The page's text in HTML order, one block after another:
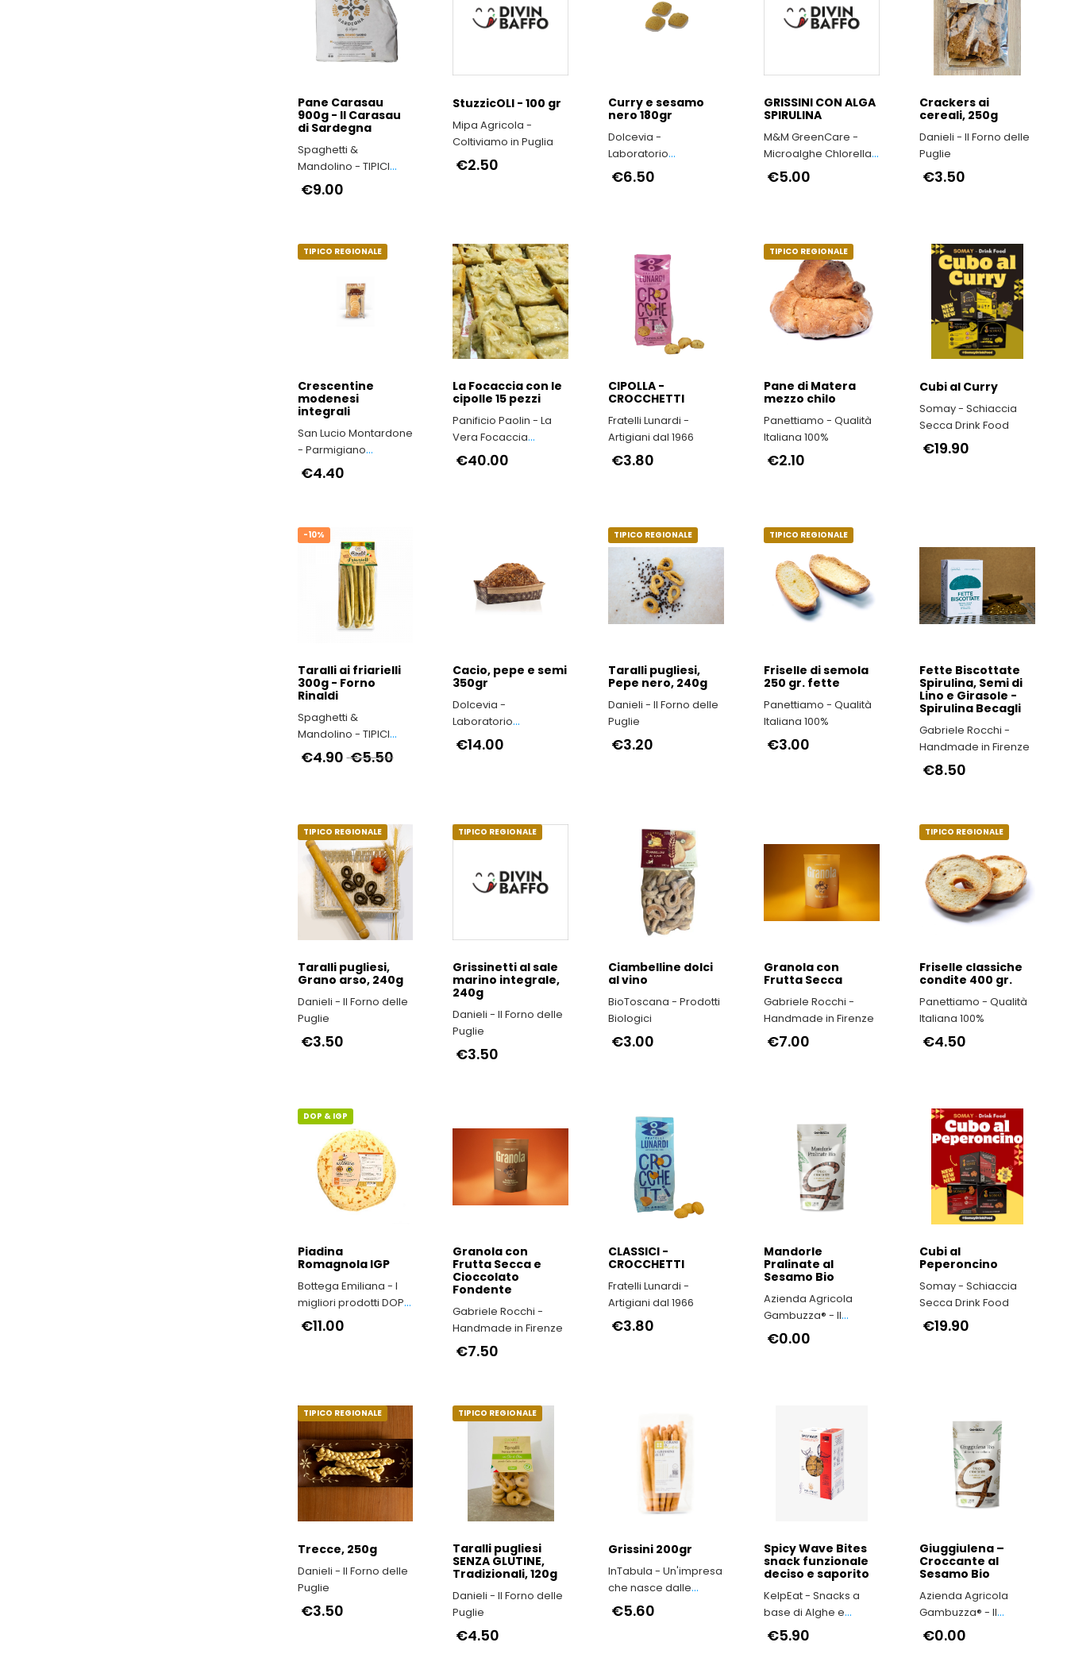
Pane Carasau
900g - Il Carasau
di Sardegna
Spaghetti &
Mandolino - TIPICI
ITALIANI
€9.00
StuzzicOLI - 100 gr
Mipa Agricola -
Coltiviamo in Puglia
€2.50
Curry e sesamo
nero 180gr
Dolcevia -
Laboratorio
artigianale
€6.50
GRISSINI CON ALGA
SPIRULINA
M&M GreenCare -
Microalghe Chlorella
& Spirulina
€5.00
Crackers ai
cereali, 250g
Danieli - Il Forno delle
Puglie
€3.50
TIPICO REGIONALE
Crescentine
modenesi
integrali
San Lucio Montardone
- Parmigiano
Reggiano di
€4.40
La Focaccia con le
cipolle 15 pezzi
Panificio Paolin - La
Vera Focaccia
Genovese
€40.00
CIPOLLA -
CROCCHETTI
Fratelli Lunardi -
Artigiani dal 1966
€3.80
TIPICO REGIONALE
Pane di Matera
mezzo chilo
Panettiamo - Qualità
Italiana 100%
€2.10
Cubi al Curry
Somay - Schiaccia
Secca Drink Food
€19.90
-10%
Taralli ai friarielli
300g - Forno
Rinaldi
Spaghetti &
Mandolino - TIPICI
ITALIANI
€5.50
€4.90
Cacio, pepe e semi
350gr
Dolcevia -
Laboratorio
artigianale
€14.00
TIPICO REGIONALE
Taralli pugliesi,
Pepe nero, 240g
Danieli - Il Forno delle
Puglie
€3.20
TIPICO REGIONALE
Friselle di semola
250 gr. fette
Panettiamo - Qualità
Italiana 100%
€3.00
Fette Biscottate
Spirulina, Semi di
Lino e Girasole -
Spirulina Becagli
Gabriele Rocchi -
Handmade in Firenze
€8.50
TIPICO REGIONALE
Taralli pugliesi,
Grano arso, 240g
Danieli - Il Forno delle
Puglie
€3.50
TIPICO REGIONALE
Grissinetti al sale
marino integrale,
240g
Danieli - Il Forno delle
Puglie
€3.50
Ciambelline dolci
al vino
BioToscana - Prodotti
Biologici
€3.00
Granola con
Frutta Secca
Gabriele Rocchi -
Handmade in Firenze
€7.00
TIPICO REGIONALE
Friselle classiche
condite 400 gr.
Panettiamo - Qualità
Italiana 100%
€4.50
DOP & IGP
Piadina
Romagnola IGP
Bottega Emiliana - I
migliori prodotti DOP
e IGP dell'Emilia-
Romagna
€11.00
Granola con
Frutta Secca e
Cioccolato
Fondente
Gabriele Rocchi -
Handmade in Firenze
€7.50
CLASSICI -
CROCCHETTI
Fratelli Lunardi -
Artigiani dal 1966
€3.80
Mandorle
Pralinate al
Sesamo Bio
Azienda Agricola
Gambuzza® - Il
Sesamo di Ispica
Presidio Slow Food
€0.00
Cubi al
Peperoncino
Somay - Schiaccia
Secca Drink Food
€19.90
TIPICO REGIONALE
Trecce, 250g
Danieli - Il Forno delle
Puglie
€3.50
TIPICO REGIONALE
Taralli pugliesi
SENZA GLUTINE,
Tradizionali, 120g
Danieli - Il Forno delle
Puglie
€4.50
Grissini 200gr
InTabula - Un'impresa
che nasce dalle
viscere dell’Irpinia
€5.60
Spicy Wave Bites
snack funzionale
deciso e saporito
KelpEat - Snacks a
base di Alghe e
Lattughe Marine
€5.90
Giuggiulena –
Croccante al
Sesamo Bio
Azienda Agricola
Gambuzza® - Il
Sesamo di Ispica
Presidio Slow Food
€0.00